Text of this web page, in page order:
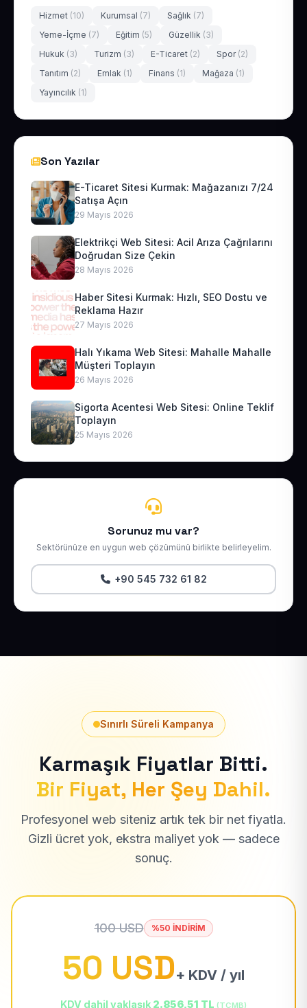
Hizmet (10) Kurumsal (7) Sağlık (7)
Yeme-İçme (7) Eğitim (5) Güzellik (3)
Hukuk (3) Turizm (3) E-Ticaret (2) Spor (2)
Tanıtım (2) Emlak (1) Finans (1) Mağaza (1)
Yayıncılık (1)
Son Yazılar
E-Ticaret Sitesi Kurmak: Mağazanızı 7/24
Satışa Açın
29 Mayıs 2026
Elektrikçi Web Sitesi: Acil Arıza Çağrılarını
Doğrudan Size Çekin
28 Mayıs 2026
Haber Sitesi Kurmak: Hızlı, SEO Dostu ve
Reklama Hazır
27 Mayıs 2026
Halı Yıkama Web Sitesi: Mahalle Mahalle
Müşteri Toplayın
26 Mayıs 2026
Sigorta Acentesi Web Sitesi: Online Teklif
Toplayın
25 Mayıs 2026
Sorunuz mu var?
Sektörünüze en uygun web çözümünü birlikte belirleyelim.
+90 545 732 61 82
Sınırlı Süreli Kampanya
Karmaşık Fiyatlar Bitti.
Bir Fiyat, Her Şey Dahil.
Profesyonel web siteniz artık tek bir net fiyatla.
Gizli ücret yok, ekstra maliyet yok — sadece
sonuç.
100 USD %50 İNDİRİM
50 USD+ KDV / yıl
KDV dahil yaklaşık 2.856,51 TL (TCMB)